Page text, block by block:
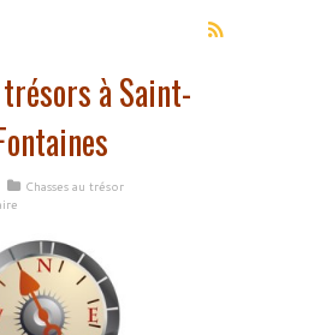
à Saint-
Chasses au trésor